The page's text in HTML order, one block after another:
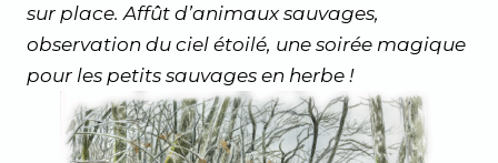
sur place. Affût d’animaux sauvages,
observation du ciel étoilé, une soirée magique
pour les petits sauvages en herbe !